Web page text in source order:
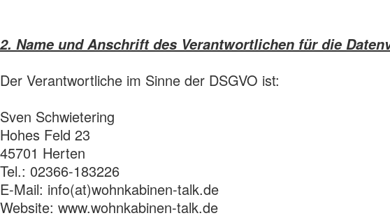
2. Name und Anschrift des Verantwortlichen für die
Der Verantwortliche im Sinne der DSGVO ist:
Sven Schwietering
Hohes Feld 23
45701 Herten
Tel.: 02366-183226
E-Mail: info(at)wohnkabinen-talk.de
Website: www.wohnkabinen-talk.de